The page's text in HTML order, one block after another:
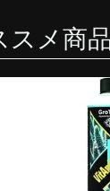
スメ商品